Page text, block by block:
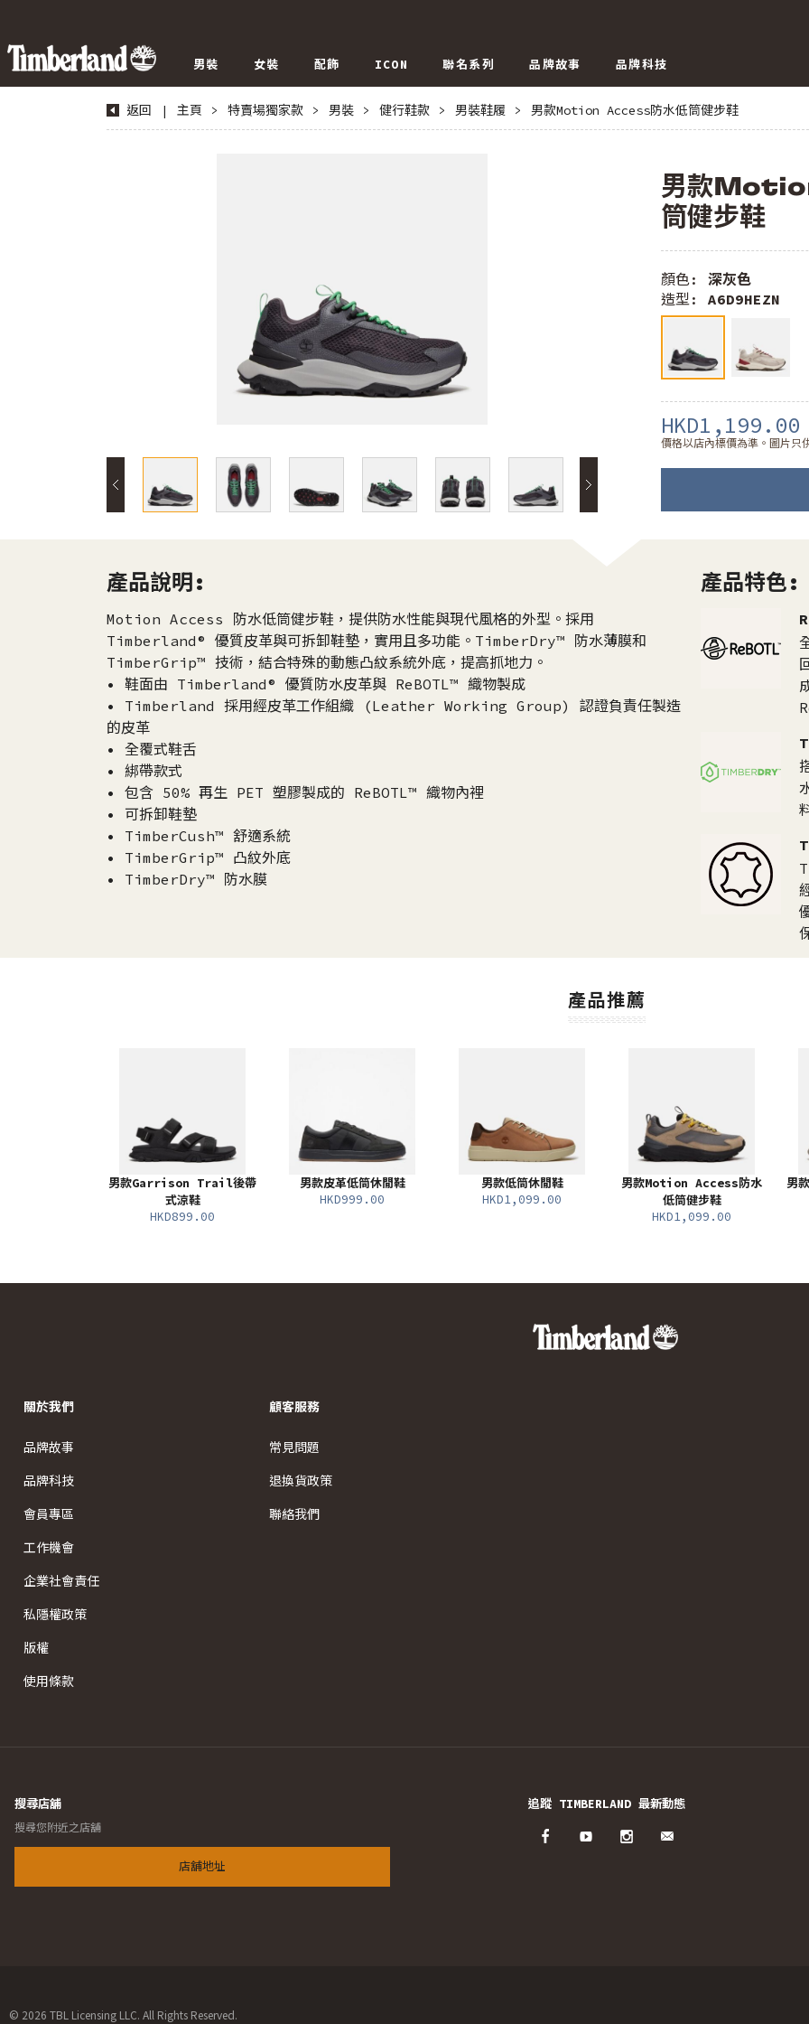
男裝 女裝 配飾 ICON 聯名系列 品牌故事 品牌科技
返回 | 主頁 > 特賣場獨家款 > 男裝 > 健行鞋款 > 男裝鞋履 > 男款Motion Access防水低筒健步鞋
男款
筒健步鞋
顏色: 深灰色
造型: A6D9HEZN
HKD1,199.00
價格以店內標價為準。圖片只
產品說明:
Motion Access 防水低筒健步鞋，提供防水性能與現代風格的外型。採用
Timberland® 優質皮革與可拆卸鞋墊，實用且多功能。TimberDry™ 防水薄膜和
TimberGrip™ 技術，結合特殊的動態凸紋系統外底，提高抓地力。
• 鞋面由 Timberland® 優質防水皮革與 ReBOTL™ 織物製成
• Timberland 採用經皮革工作組織 (Leather Working Group) 認證負責任製造
的皮革
• 全覆式鞋舌
• 綁帶款式
• 包含 50% 再生 PET 塑膠製成的 ReBOTL™ 織物內裡
• 可拆卸鞋墊
• TimberCush™ 舒適系統
• TimberGrip™ 凸紋外底
• TimberDry™ 防水膜
產品特色:
產品推薦
男款Garrison Trail後帶
式涼鞋
HKD899.00
男款皮革低筒休閒鞋
HKD999.00
男款低筒休閒鞋
HKD1,099.00
男款Motion Access防水
低筒健步鞋
HKD1,099.00
男
關於我們
品牌故事
品牌科技
會員專區
工作機會
企業社會責任
私隱權政策
版權
使用條款
顧客服務
常見問題
退換貨政策
聯絡我們
搜尋店舖
搜尋您附近之店舖
店舖地址
追蹤 TIMBERLAND 最新動態
© 2026 TBL Licensing LLC. All Rights Reserved.